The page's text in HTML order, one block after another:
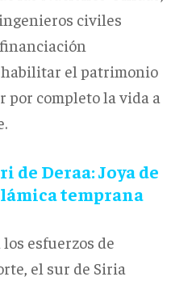
civiles
el patrimonio
por completo la vida a
de Deraa: Joya de
temprana
esfuerzos de
el sur de Siria